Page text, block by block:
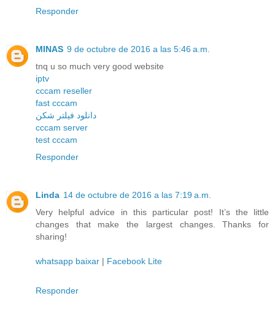
Responder
MINAS 9 de octubre de 2016 a las 5:46 a.m.
tnq u so much very good website
iptv
cccam reseller
fast cccam
دانلود فیلتر شکن
cccam server
test cccam
Responder
Linda 14 de octubre de 2016 a las 7:19 a.m.
Very helpful advice in this particular post! It’s the little
changes that make the largest changes. Thanks for
sharing!
whatsapp baixar | Facebook Lite
Responder